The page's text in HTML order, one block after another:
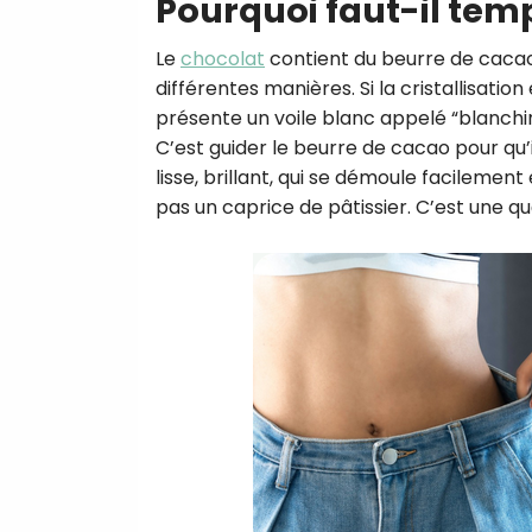
Pourquoi faut-il
Lechocolat contient du beurre de
différentes manières. Si la
présente un voile blanc appelé
C’est guider le beurre de cacao pour
lisse, brillant, qui se démoule
pas un caprice de pâtissier. C’est une